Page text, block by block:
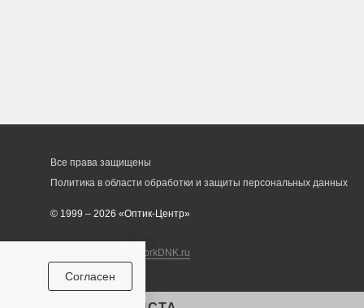
Все права защищены
Политика в области обработки и защиты персональных данных
© 1999 – 2026 «Оптик-Центр»
workDNK.ru
Согласен